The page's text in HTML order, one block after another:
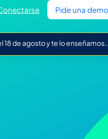
Pide una demo
18 de agosto y te lo enseñamos…